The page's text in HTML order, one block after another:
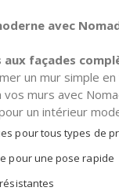
avec
façades
un mur simple
murs avec
un intérieur
pour tous types de
pour une pose rapide